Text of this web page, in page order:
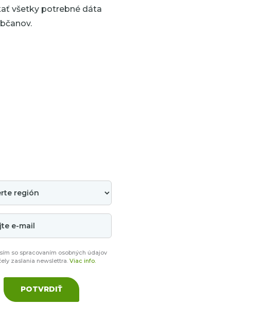
všetky potrebné dáta
so spracovaním osobných údajov
zaslania newslettra. Viac info.
POTVRDIŤ